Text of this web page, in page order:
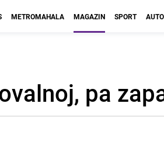
METROMAHALA MAGAZIN SPORT
pa